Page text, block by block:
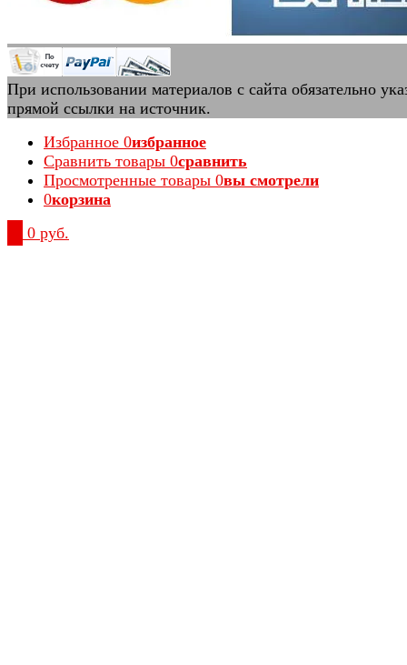
При использовании материалов с сайта обязательно
прямой ссылки на источник.
Избранное 0избранное
Сравнить товары 0сравнить
Просмотренные товары 0вы смотрели
0корзина
0 руб.